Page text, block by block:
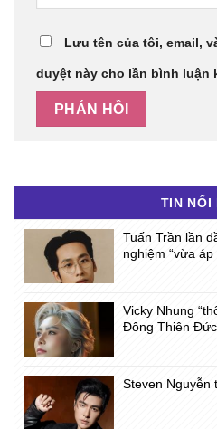
Lưu tên của tôi, email,
duyệt này cho lần bình luận
TIN NỔI
Tuấn Trần lần
nghiệm “vừa
Vicky Nhung
Đông Thiên
Steven Nguyễn